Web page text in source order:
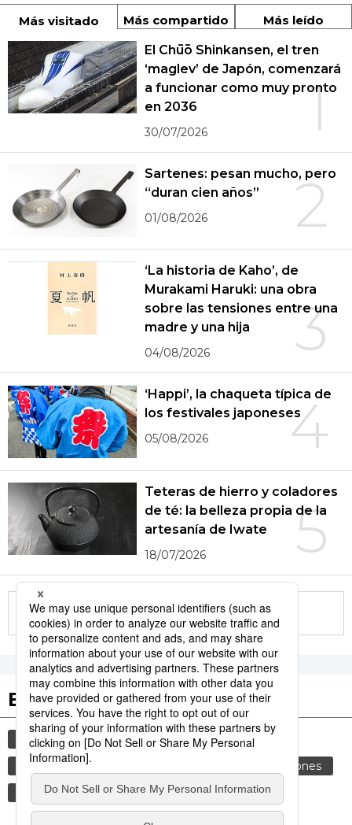
Más visitado Más compartido Más leído
1
El Chūō Shinkansen, el tren
‘maglev’ de Japón, comenzará
a funcionar como muy pronto
en 2036
30/07/2026
2
Sartenes: pesan mucho, pero
“duran cien años”
01/08/2026
3
‘La historia de Kaho’, de
Murakami Haruki: una obra
sobre las tensiones entre una
madre y una hija
04/08/2026
4
‘Happi’, la chaqueta típica de
los festivales japoneses
05/08/2026
5
Teteras de hierro y coladores
de té: la belleza propia de la
artesanía de Iwate
18/07/2026
More in this series
Etiquetas destacadas
cultura gastronomía vida
cortesía
comida
tradiciones
gastronomía japonesa
modales